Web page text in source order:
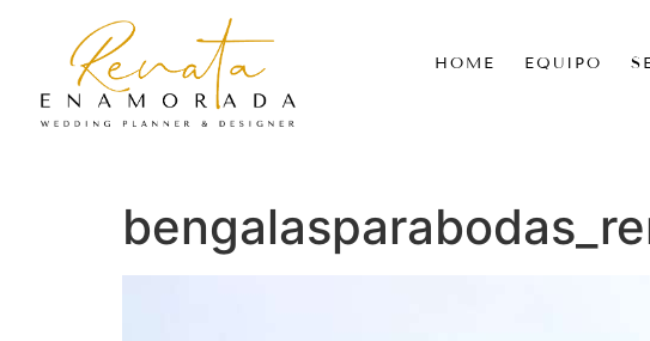
HOME EQUIPO